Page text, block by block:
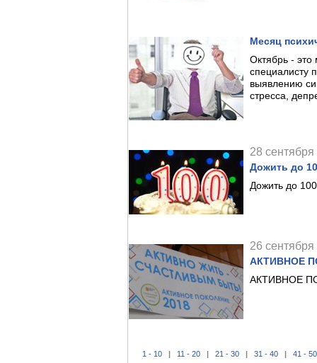
Месяц
Октябрь - это
специалисту
выявлению
стресса,
28 сентября
Дожить до
Дожить до
26 сентября
АКТИВНОЕ
АКТИВНОЕ
1 - 10 | 11 - 20 | 21 - 30 | 31 - 40 | 41 - 50